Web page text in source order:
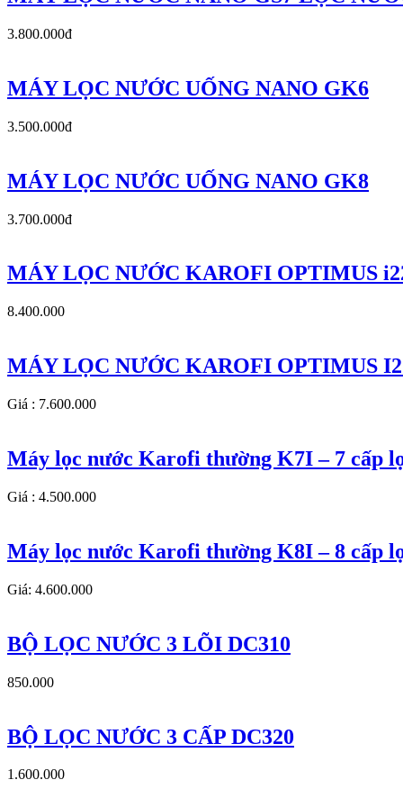
3.800.000đ
MÁY LỌC NƯỚC UỐNG NANO GK6
3.500.000đ
MÁY LỌC NƯỚC UỐNG NANO GK8
3.700.000đ
MÁY LỌC NƯỚC KAROFI OPTIMUS
8.400.000
MÁY LỌC NƯỚC KAROFI OPTIMUS
Giá : 7.600.000
Máy lọc nước Karofi thường K7I – 7 cấp
Giá : 4.500.000
Máy lọc nước Karofi thường K8I – 8 cấp
Giá: 4.600.000
BỘ LỌC NƯỚC 3 LÕI DC310
850.000
BỘ LỌC NƯỚC 3 CẤP DC320
1.600.000